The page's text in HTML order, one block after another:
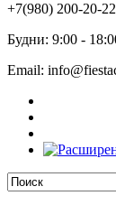
+7(980) 200-20-22
Будни: 9:00 -
Email: